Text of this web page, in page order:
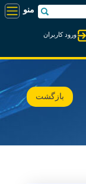
ورود کاربران
بازگشت